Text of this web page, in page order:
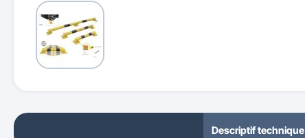
Descriptif technique